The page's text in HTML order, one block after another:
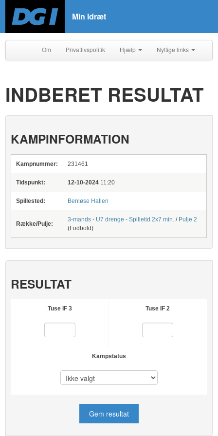
Min Idræt
Om Privatlivspolitik Hjælp Nyttige links
INDBERET RESULTAT
KAMPINFORMATION
Kampnummer: 231461
Tidspunkt: 12-10-2024 11:20
Spillested: Benløse Hallen
Række/Pulje:
3-mands - U7 drenge - Spilletid 2x7 min./ Pulje 2
(Fodbold)
RESULTAT
Tuse IF 3
Kampstatus
Tuse IF 2